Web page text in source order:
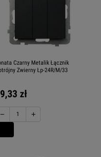
Czarny Metalik Łącznik
Zwierny Łp-24R/M/33
zł
− +